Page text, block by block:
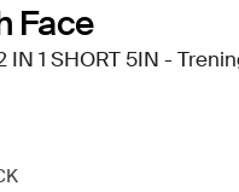
Face
IN 1 SHORT 5IN -